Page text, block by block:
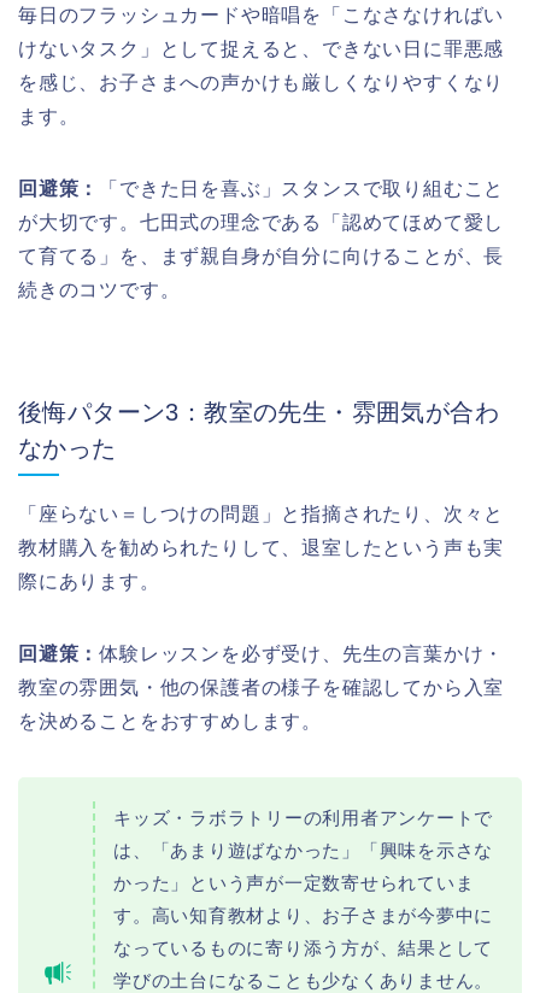
毎日のフラッシュカードや暗唱を「こなさなければい
けないタスク」として捉えると、できない日に罪悪感
を感じ、お子さまへの声かけも厳しくなりやすくなり
ます。
回避策：
「できた日を喜ぶ」スタンスで取り組むこと
が大切です。七田式の理念である「認めてほめて愛し
て育てる」を、まず親自身が自分に向けることが、長
続きのコツです。
後悔パターン3：教室の先生・雰囲気が合わ
なかった
「座らない＝しつけの問題」と指摘されたり、次々と
教材購入を勧められたりして、退室したという声も実
際にあります。
回避策：体験レッスンを必ず受け、先生の言葉かけ・
教室の雰囲気・他の保護者の様子を確認してから入室
を決めることをおすすめします。
キッズ・ラボラトリーの利用者アンケートで
は、「あまり遊ばなかった」「興味を示さな
かった」という声が一定数寄せられていま
す。高い知育教材より、お子さまが今夢中に
なっているものに寄り添う方が、結果として
学びの土台になることも少なくありません。